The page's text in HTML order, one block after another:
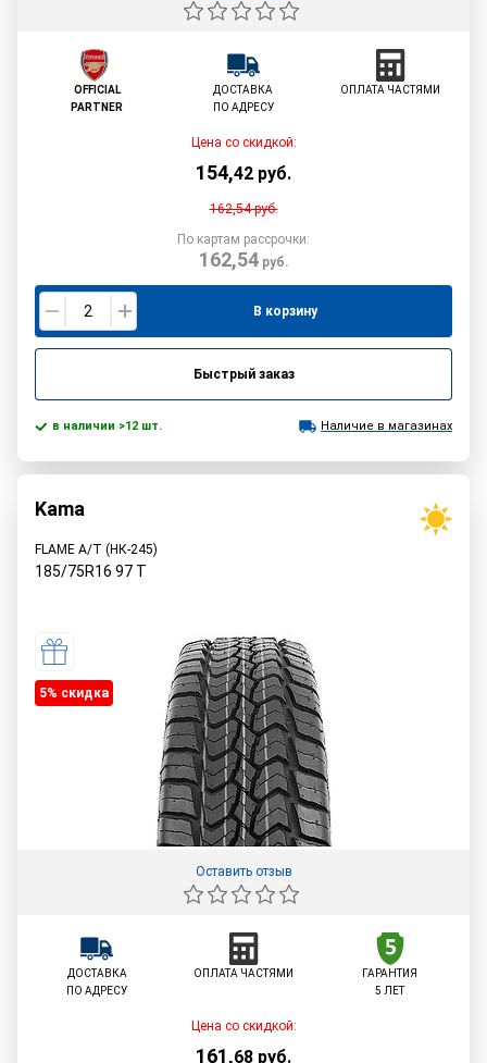
OFFICIAL
PARTNER
ДОСТАВКА
ПО АДРЕСУ
ОПЛАТА ЧАСТЯМИ
Цена со скидкой:
154,42 руб.
162,54руб.
По картам рассрочки:
162,54руб.
В корзину
Быстрый заказ
в наличии >12 шт. Наличие в магазинах
Kama
FLAME A/T (НК-245)
185/75R16 97 T
5% cкидка
Оставить отзыв
ДОСТАВКА
ПО АДРЕСУ
ОПЛАТА ЧАСТЯМИ
ГАРАНТИЯ
5 ЛЕТ
Цена со скидкой:
161,68 руб.